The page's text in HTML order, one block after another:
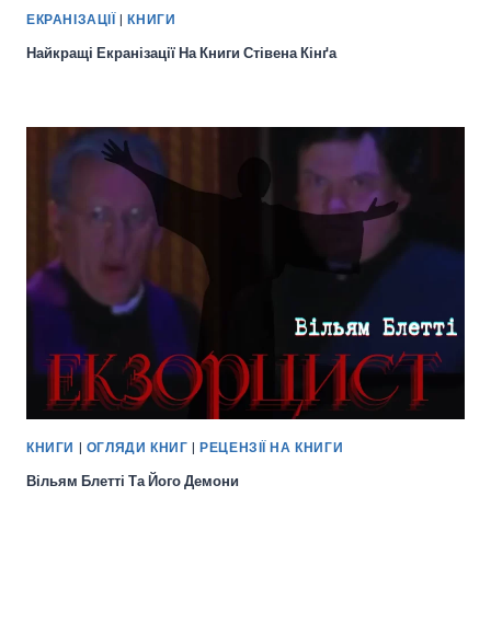
ЕКРАНІЗАЦІЇ |КНИГИ
Найкращі Екранізації На Книги Стівена Кінґа
КНИГИ | ОГЛЯДИ КНИГ |РЕЦЕНЗІЇ НА КНИГИ
Вільям Блетті Та Його Демони